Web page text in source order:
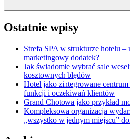
Ostatnie wpisy
Strefa SPA w strukturze hotelu –
marketingowy dodatek?
Jak świadomie wybrać sale
kosztownych błędów
Hotel jako zintegrowane
funkcji i oczekiwań klientów
Grand Chotowa jako przykład
Kompleksowa organizacja
„wszystko w jednym miejscu”